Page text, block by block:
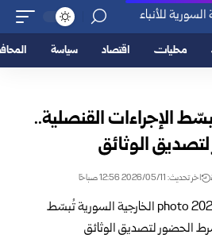
محليات اقتصاد سياسة
الإجراءات القنصلية..
الوثائق
اخر تحديث: 2026/05/11 12:56 صباحًا